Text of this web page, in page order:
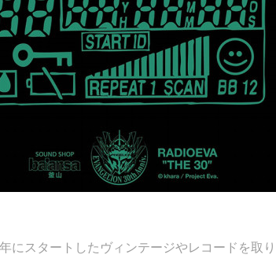
にスタートしたヴィンテージやレコードを取